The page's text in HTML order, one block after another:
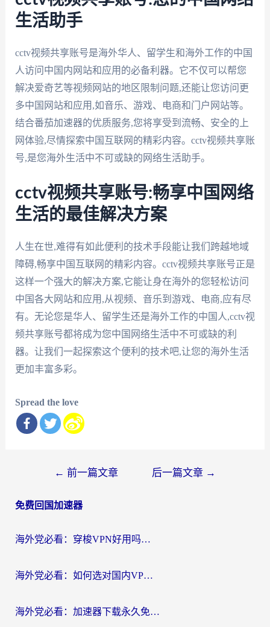
生活助手
cctv视频共享账号是海外华人、留学生和海外工作的中国
人访问中国内网站和应用的必备利器。它不仅可以帮您
解决爱奇艺等视频网站的地区限制问题,还能让您访问更
多中国网站和应用,如音乐、游戏、电商和门户网站等。
结合番茄加速器的优质服务,您将享受到流畅、安全的上
网体验,尽情探索中国互联网的精彩内容。cctv视频共享账
号,是您海外生活中不可或缺的网络生活助手。
cctv视频共享账号:畅享中国网络
生活的最佳解决方案
人生在世,难得有如此便利的技术手段能让我们跨越地域
障碍,畅享中国互联网的精彩内容。cctv视频共享账号正是
这样一个强大的解决方案,它能让身在海外的您轻松访问
中国各大网站和应用,从视频、音乐到游戏、电商,应有尽
有。无论您是华人、留学生还是海外工作的中国人,cctv视
频共享账号都将成为您中国网络生活中不可或缺的利
器。让我们一起探索这个便利的技术吧,让您的海外生活
更加丰富多彩。
Spread the love
导
← 前一篇文章 后一篇文章 →
免费回国加速器
海外党必看：穿梭VPN好用吗？和云帆VPN对比哪个回国效果更好？附真实测评+避坑指南
海外党必看：如何选对国内VPN，实现无缝访问国内资源？
海外党必看：加速器下载永久免费版真的存在吗？教你无缝访问国内资源的正确姿势